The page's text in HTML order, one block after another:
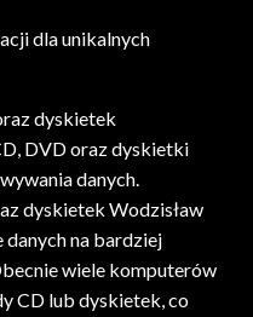
dla unikalnych
dyskietek
DVD oraz dyskietki
danych.
dyskietek Wodzisław
danych na bardziej
wiele komputerów
CD lub dyskietek, co